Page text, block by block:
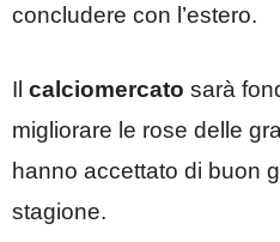
concludere con l’estero.
Il calciomercato sarà
migliorare le rose delle
hanno accettato di buon
stagione.